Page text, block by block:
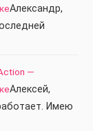
Александр,
—
Алексей,
Имею